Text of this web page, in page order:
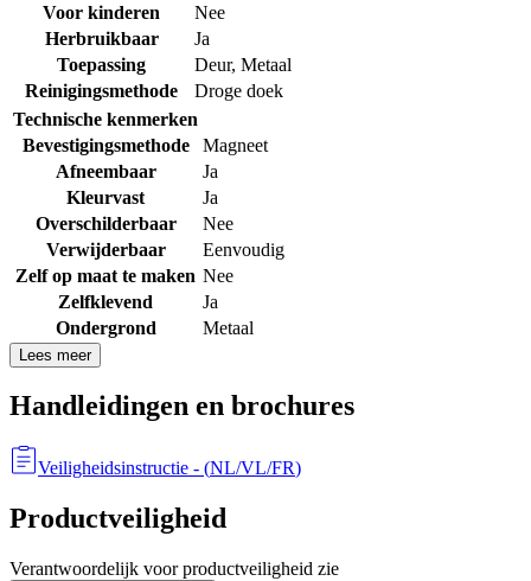
Voor kinderen
Nee
Herbruikbaar
Ja
Toepassing
Deur, Metaal
Reinigingsmethode
Droge doek
Technische kenmerken
Bevestigingsmethode
Magneet
Afneembaar
Ja
Kleurvast
Ja
Overschilderbaar
Nee
Verwijderbaar
Eenvoudig
Zelf op maat te maken Nee
Zelfklevend
Ja
Ondergrond
Metaal
Lees meer
Handleidingen en brochures
Veiligheidsinstructie - (NL/VL/FR)
Productveiligheid
Verantwoordelijk voor productveiligheid zie